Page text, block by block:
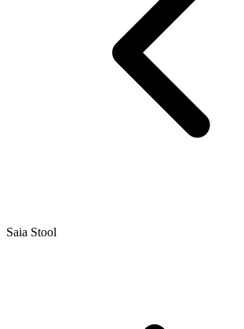
Saia Stool